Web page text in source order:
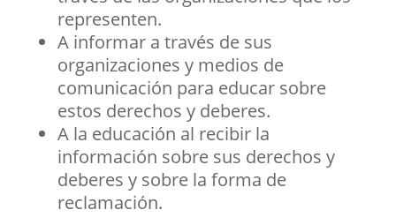
representen.
A informar a través de sus
organizaciones y medios de
comunicación para educar sobre
estos derechos y deberes.
A la educación al recibir la
información sobre sus derechos y
deberes y sobre la forma de
reclamación.